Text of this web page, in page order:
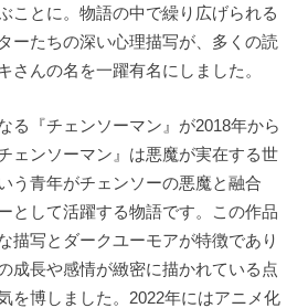
ことに。物語の中で繰り広げられる
ーたちの深い心理描写が、多くの読
さんの名を一躍有名にしました。
る『チェンソーマン』が2018年から
チェンソーマン』は悪魔が実在する世
う青年がチェンソーの悪魔と融合
として活躍する物語です。 この作品
描写とダークユーモアが特徴であり
成長や感情が緻密に描かれている点
を博しました。 2022年にはアニメ化